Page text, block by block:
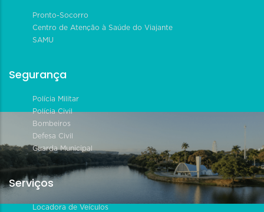
Pronto-Socorro
Centro de Atenção à Saúde do Viajante
SAMU
Segurança
Polícia Militar
Polícia Civil
Bombeiros
Defesa Civil
Guarda Municipal
Serviços
Locadora de Veículos